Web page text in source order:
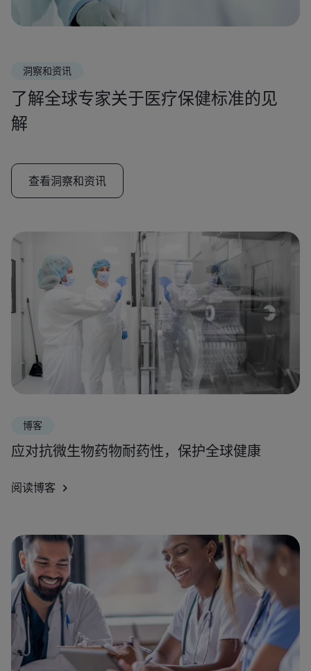
洞察和资讯
了解全球专家关于医疗保健标准的见
解
查看洞察和资讯
博客
应对抗微生物药物耐药性，保护全球健康
阅读博客